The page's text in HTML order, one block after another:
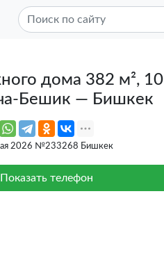
дома 382 м²,
Бешик — Бишкек
2026 №233268 Бишкек
Показать телефон